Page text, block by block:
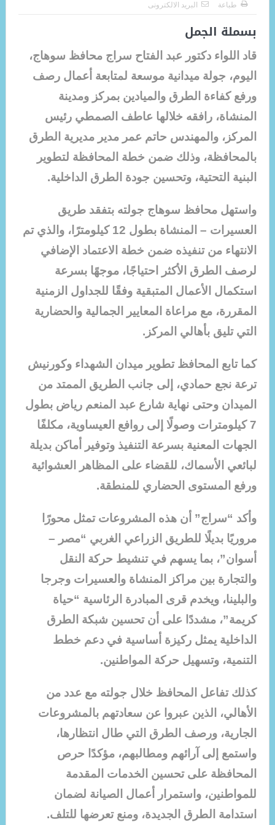
طباعة
البريد الالكترونى
بسملة الجمل
قاد اللواء دكتور عبد الفتاح سراج محافظ سوهاج،
اليوم، جولة ميدانية موسعة لمتابعة أعمال رصف
ورفع كفاءة الطرق والميادين بمركز ومدينة
المنشاة، رافقه خلالها عاطف الصمطي رئيس
المركز، والمهندس حاتم عمر مدير مديرية الطرق
بالمحافظة، وذلك ضمن خطة المحافظة لتطوير
البنية التحتية، وتحسين جودة الطرق الداخلية.
واستهل محافظ سوهاج جولته بتفقد طريق
العسيرات – المنشاة بطول 12 كيلومترًا، والذي تم
الانتهاء من تنفيذه ضمن خطة الاعتماد الإضافي
لرصف الطرق الأكثر احتياجًا، موجهًا بسرعة
استكمال الأعمال المتبقية وفقًا للجداول الزمنية
المقررة، مع مراعاة المعايير الجمالية والحضارية
التي تليق بأهالي المركز.
كما تابع المحافظ تطوير ميدان الشهداء وكورنيش
ترعة نجع حمادي، إلى جانب الطريق الممتد من
الميدان وحتى نهاية شارع عبد المنعم رياض بطول
7 كيلومترات وصولًا إلى روافع العيساوية، مكلفًا
الجهات المعنية بسرعة التنفيذ وتوفير أماكن بديلة
لبائعي الأسماك، للقضاء على المظاهر العشوائية
ورفع المستوى الحضاري للمنطقة.
وأكد “سراج” أن هذه المشروعات تمثل محورًا
مروريًا بديلًا للطريق الزراعي الغربي “مصر –
أسوان”، بما يسهم في تنشيط حركة النقل
والتجارة بين مراكز المنشاة والعسيرات وجرجا
والبلينا، ويخدم قرى المبادرة الرئاسية “حياة
كريمة”، مشددًا على أن تحسين شبكة الطرق
الداخلية يمثل ركيزة أساسية في دعم خطط
التنمية، وتسهيل حركة المواطنين.
كذلك تفاعل المحافظ خلال جولته مع عدد من
الأهالي، الذين عبروا عن سعادتهم بالمشروعات
الجارية، ورصف الطرق التي طال انتظارها،
واستمع إلى آرائهم ومطالبهم، مؤكدًا حرص
المحافظة على تحسين الخدمات المقدمة
للمواطنين، واستمرار أعمال الصيانة لضمان
استدامة الطرق الجديدة، ومنع تعرضها للتلف.